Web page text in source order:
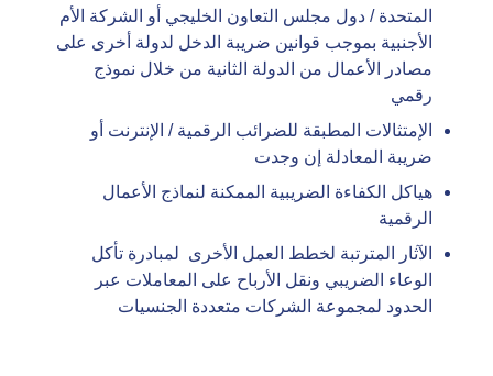
المتحدة / دول مجلس التعاون الخليجي أو الشركة الأم
الأجنبية بموجب قوانين ضريبة الدخل لدولة أخرى على
مصادر الأعمال من الدولة الثانية من خلال نموذج
رقمي
الإمتثالات المطبقة للضرائب الرقمية / الإنترنت أو
ضريبة المعادلة إن وجدت
هياكل الكفاءة الضريبية الممكنة لنماذج الأعمال
الرقمية
الآثار المترتبة لخطط العمل الأخرى لمبادرة تأكل
الوعاء الضريبي ونقل الأرباح على المعاملات عبر
الحدود لمجموعة الشركات متعددة الجنسيات